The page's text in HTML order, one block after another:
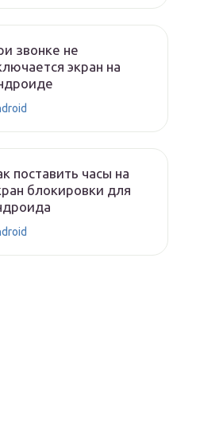
звонке не
экран на
поставить часы на
блокировки для